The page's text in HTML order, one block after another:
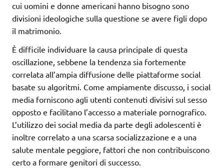
cui uomini e donne americani hanno bisogno sono
divisioni ideologiche sulla questione se avere figli dopo
il matrimonio.
È difficile individuare la causa principale di questa
oscillazione, sebbene la tendenza sia fortemente
correlata all’ampia diffusione delle piattaforme social
basate su algoritmi. Come ampiamente discusso, i social
media forniscono agli utenti contenuti divisivi sul sesso
opposto e facilitano l’accesso a materiale pornografico.
L’utilizzo dei social media da parte degli adolescenti è
inoltre correlato a una scarsa socializzazione e a una
salute mentale peggiore, fattori che non contribuiscono
certo a formare genitori di successo.